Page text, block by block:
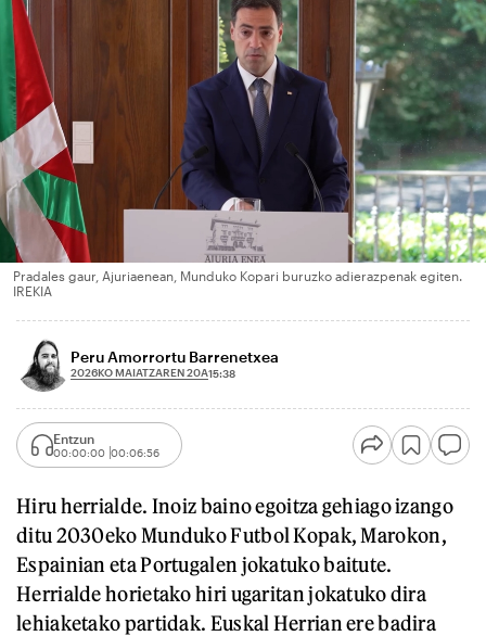
Pradales gaur, Ajuriaenean, Munduko Kopari buruzko adierazpenak egiten.
IREKIA
Peru Amorrortu Barrenetxea
2026KO MAIATZAREN 20A15:38
Entzun
00:00:00 00:06:56
Hiru herrialde. Inoiz baino egoitza gehiago izango
ditu 2030eko Munduko Futbol Kopak, Marokon,
Espainian eta Portugalen jokatuko baitute.
Herrialde horietako hiri ugaritan jokatuko dira
lehiaketako partidak. Euskal Herrian ere badira